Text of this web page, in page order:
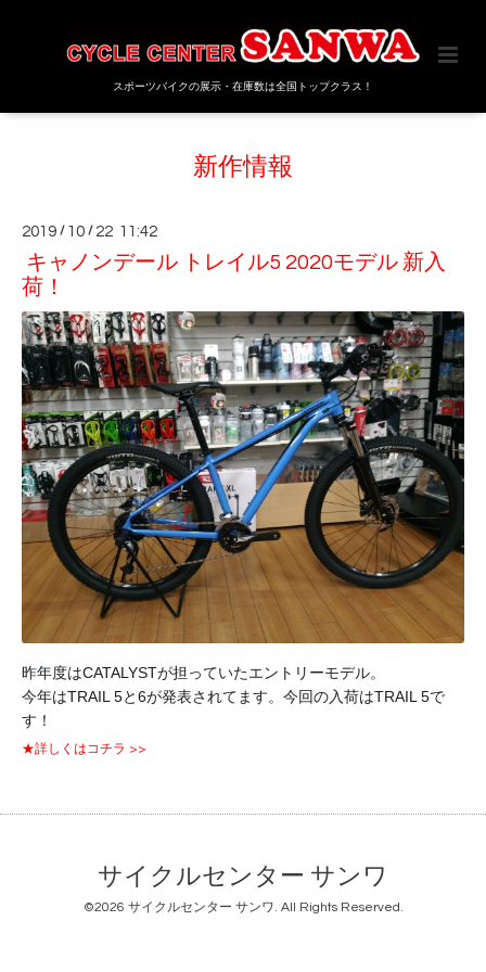
スポーツバイクの展示・在庫数は全国トップクラス！
新作情報
2019 / 10 / 22 11:42
キャノンデール トレイル5 2020モデル 新入
荷！
昨年度はCATALYSTが担っていたエントリーモデル。
今年はTRAIL 5と6が発表されてます。今回の入荷はTRAIL 5で
す！
★詳しくはコチラ >>
サイクルセンター サンワ
©2026 サイクルセンター サンワ. All Rights Reserved.